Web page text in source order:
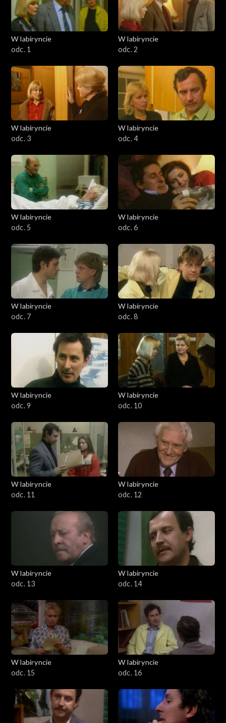
W labiryncie
odc. 1
W labiryncie
odc. 2
W labiryncie
odc. 3
W labiryncie
odc. 4
W labiryncie
odc. 5
W labiryncie
odc. 6
W labiryncie
odc. 7
W labiryncie
odc. 8
W labiryncie
odc. 9
W labiryncie
odc. 10
W labiryncie
odc. 11
W labiryncie
odc. 12
W labiryncie
odc. 13
W labiryncie
odc. 14
W labiryncie
odc. 15
W labiryncie
odc. 16